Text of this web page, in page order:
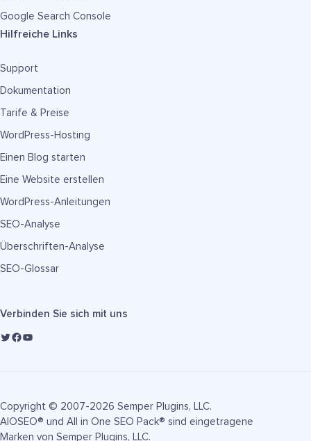
Google Search Console
Hilfreiche Links
Support
Dokumentation
Tarife & Preise
WordPress-Hosting
Einen Blog starten
Eine Website erstellen
WordPress-Anleitungen
SEO-Analyse
Überschriften-Analyse
SEO-Glossar
Verbinden Sie sich mit uns
Copyright © 2007-2026 Semper Plugins, LLC.
AIOSEO® und All in One SEO Pack® sind eingetragene
Marken von Semper Plugins, LLC.